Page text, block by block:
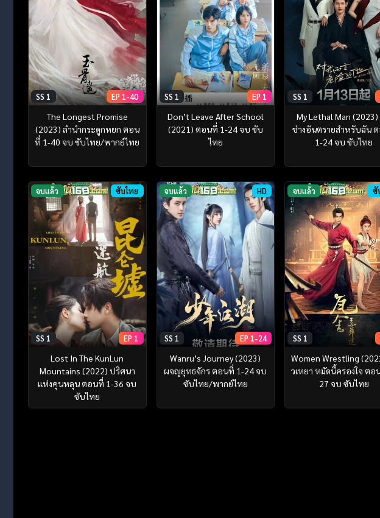
SS 1 EP 1-40
The Longest Promise
(2023) ลำนำกระดูกหยก ตอน
ที่ 1-40 จบ ซับไทย/พากย์ไทย
SS 1 EP 1
Don’t Leave After School
(2021) ตอนที่ 1-24 จบ ซับ
ไทย
SS 1
My Lethal Man (2023)
ช่างอันตรายสำหรับฉัน
1-24 จบ ซับไทย
จบแล้ว ซับไทย
SS 1 EP 1
Lost In The KunLun
Mountains (2022) ปริศนา
แห่งคุนหลุน ตอนที่ 1-36 จบ
ซับไทย
จบแล้ว HD
SS 1 EP 1-24
Wanru’s Journey (2023)
ผจญยุทธจักร ตอนที่ 1-24 จบ
ซับไทย/พากย์ไทย
จบแล้ว ซั
SS 1
Women Wrestling
วเหยา หมัดนี้ครองใจ ตอ
27 จบ ซับไทย